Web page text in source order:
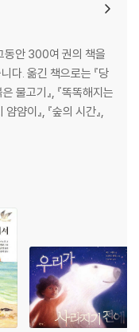
동안 300여 권의 책을
다. 옮긴 책으로는 『당
물고기』, 『똑똑해지는
얌얌이』, 『숲의 시간』,